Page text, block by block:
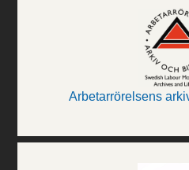
Arbetarrörelsens